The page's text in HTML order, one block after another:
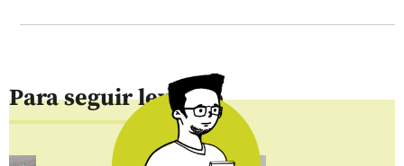
Para seguir leyendo